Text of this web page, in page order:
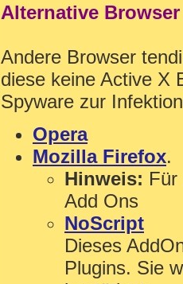
Alternative Browser
Andere Browser
diese keine Active X
Spyware zur
Opera
Mozilla Firefox.
Hinweis: Für
Add Ons
NoScript
Dieses
Plugins. Sie